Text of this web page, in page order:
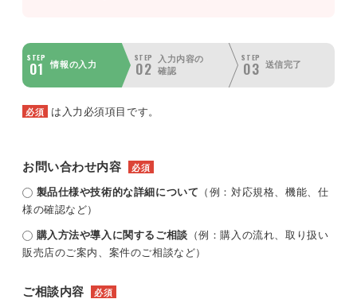
STEP
01 情報の入力
STEP
02
入力内容の
確認
STEP
03 送信完了
必須 は入力必須項目です。
お問い合わせ内容 必須
製品仕様や技術的な詳細について （例：対応規格、機能、仕
様の確認など）
購入方法や導入に関するご相談 （例：購入の流れ、取り扱い
販売店のご案内、案件のご相談など）
ご相談内容 必須